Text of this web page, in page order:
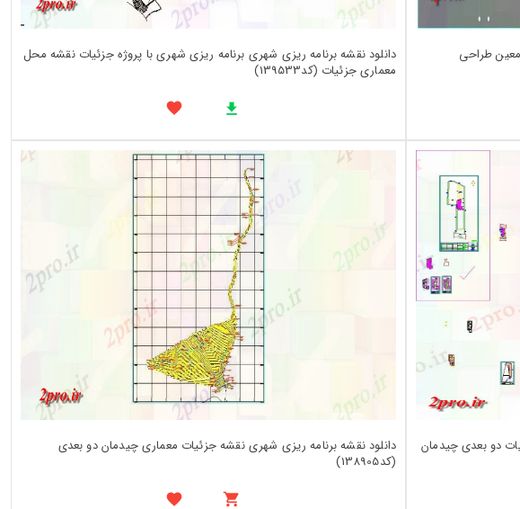
معین طراحی
دانلود نقشه برنامه ریزی شهری برنامه ریزی شهری با پروژه جزئیات نقشه محل
معماری جزئیات (کد139533)
دو بعدی چیدمان
دانلود نقشه برنامه ریزی شهری نقشه جزئیات معماری چیدمان دو بعدی
(کد138905)